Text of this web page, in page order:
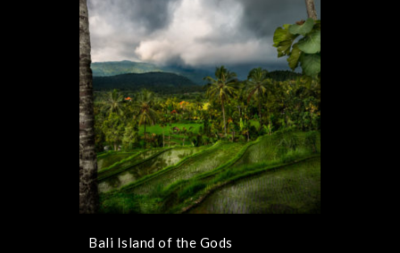
variations.
Les
options
peuvent
être
choisies
sur
la
page
du
Bali Island of the Gods